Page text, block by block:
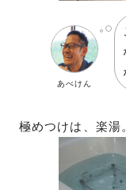
あべけん
極めつけは、楽湯